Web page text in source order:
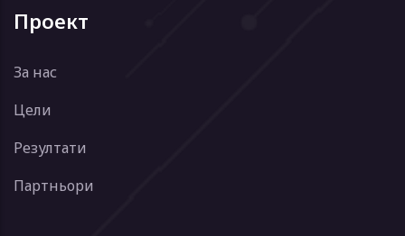
Проект
За нас
Цели
Резултати
Партньори